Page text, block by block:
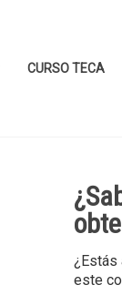
CURSO TECA
¿Estás
este